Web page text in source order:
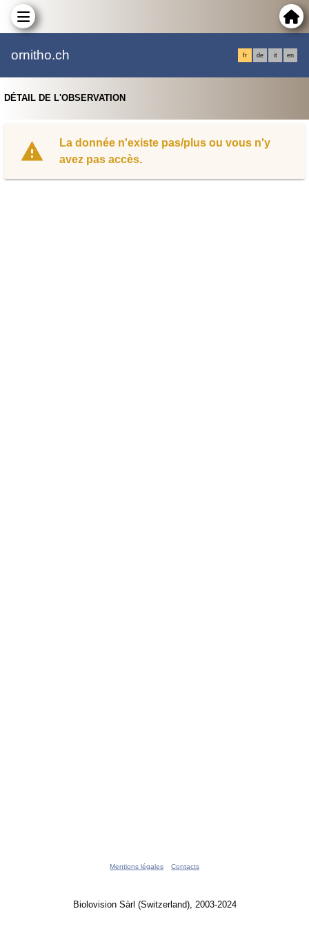
ornitho.ch fr de it en
DÉTAIL DE L'OBSERVATION
La donnée n'existe pas/plus ou vous n'y
avez pas accès.
Mentions légales Contacts
Biolovision Sàrl (Switzerland), 2003-2024